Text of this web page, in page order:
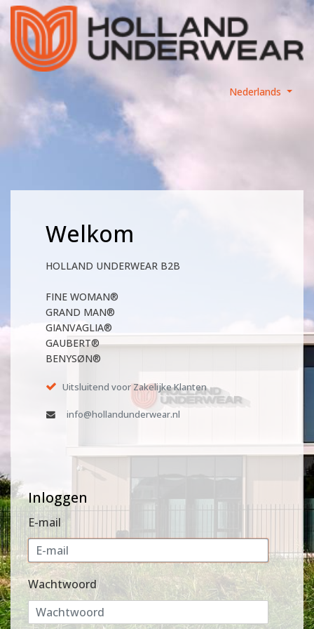
Nederlands
Welkom
HOLLAND UNDERWEAR B2B
FINE WOMAN®
GRAND MAN®
GIANVAGLIA®
GAUBERT®
BENYSØN®
Uitsluitend voor Zakelijke Klanten
info@hollandunderwear.nl
Inloggen
E-mail
Wachtwoord